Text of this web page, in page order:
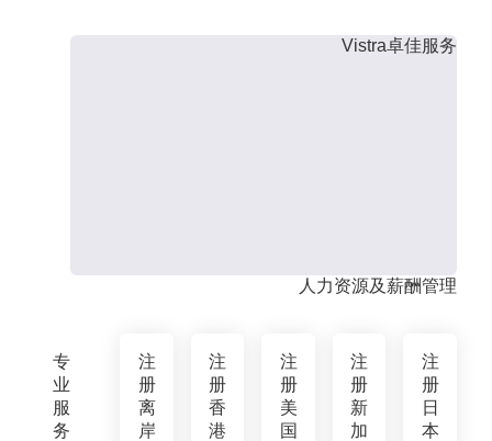
专
业
服
务
Vistra卓佳服务
人力资源及薪酬管理
注
册
离
岸
注
册
香
港
注
册
美
国
注
册
新
加
注
册
日
本